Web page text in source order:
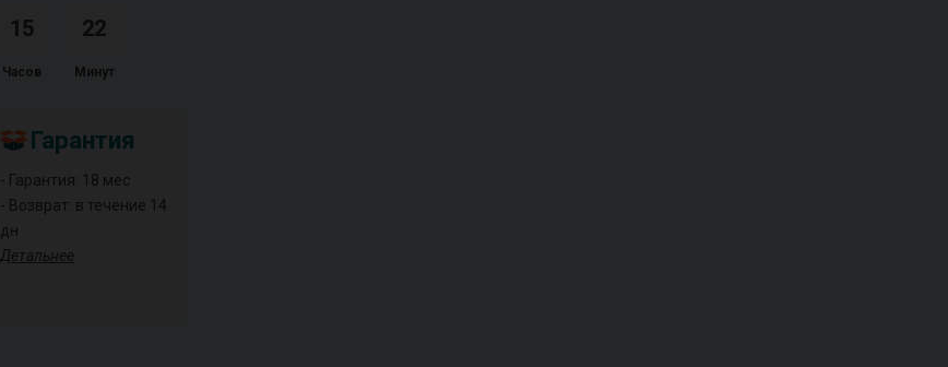
15
Часов
22
Минут
Гарантия
- Гарантия: 18 мес
- Возврат: в течение 14
дн
Детальнее